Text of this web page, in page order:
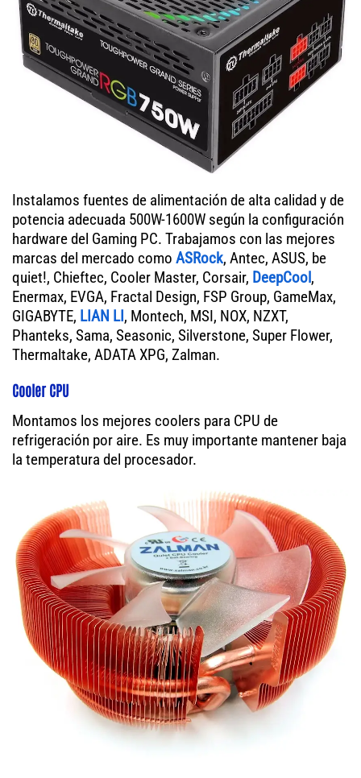
Instalamos fuentes de alimentación de alta calidad y de
potencia adecuada 500W-1600W según la configuración
hardware del Gaming PC. Trabajamos con las mejores
marcas del mercado como ASRock, Antec, ASUS, be
quiet!, Chieftec, Cooler Master, Corsair, DeepCool,
Enermax, EVGA, Fractal Design, FSP Group, GameMax,
GIGABYTE, LIAN LI, Montech, MSI, NOX, NZXT,
Phanteks, Sama, Seasonic, Silverstone, Super Flower,
Thermaltake, ADATA XPG, Zalman.
Cooler CPU
Montamos los mejores coolers para CPU de
refrigeración por aire. Es muy importante mantener baja
la temperatura del procesador.